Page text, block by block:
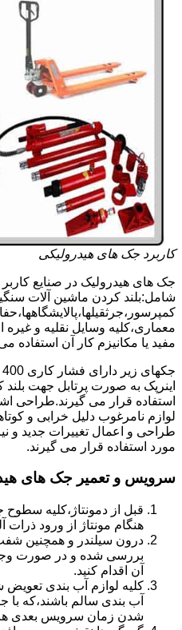
کاربرد جک های هیدرولیکی
جک های هیدرولیک در صنایع کاربر
شامل:بلند کردن ماشین آلات
معماری،کلیه وسایل نقلیه و غیره
مفید یا مکانیزم کار آن استفاده
اینرپک به صورت پرتابل جهت
استفاده قرار می گیرند.طراحی
لوازم نامرغوب دلیل خرابی و
طراحی و اعمال تغییرات جدید و
مورد استفاده قرار می گیرند.
سرویس و تعمیر جک های
قبل از دمونتاژ،کلیه
هنگام مونتاژ از ورود
درون سیلندر و همچنین
بررسی شده و در صورت
آن اقدام کنید.
کلیه لوازم آب بندی
آب بندی سالم باشند،که با
شدن زمان سرویس بعدی